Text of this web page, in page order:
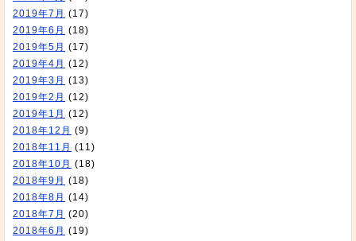
2019年7月 (17)
2019年6月 (18)
2019年5月 (17)
2019年4月 (12)
2019年3月 (13)
2019年2月 (12)
2019年1月 (12)
2018年12月 (9)
2018年11月 (11)
2018年10月 (18)
2018年9月 (18)
2018年8月 (14)
2018年7月 (20)
2018年6月 (19)